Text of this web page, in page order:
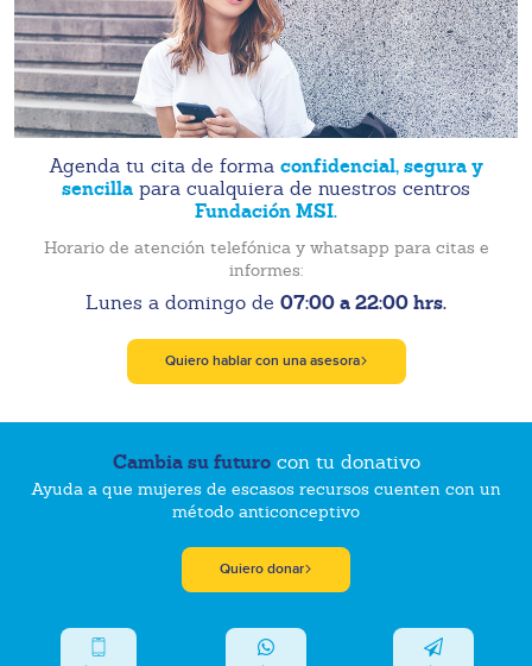
Agenda tu cita de forma confidencial, segura y
sencilla para cualquiera de nuestros centros
Fundación MSI.
Horario de atención telefónica y whatsapp para citas e
informes:
Lunes a domingo de 07:00 a 22:00 hrs.
Quiero hablar con una asesora
Cambia su futurocon tu donativo
Ayuda a que mujeres de escasos recursos cuenten con un
método anticonceptivo
Quiero donar